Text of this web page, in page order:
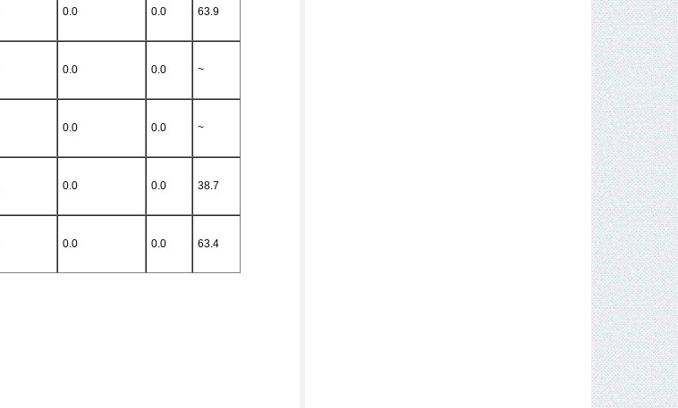
0.0 0.0 63.9
0.0 0.0 ~
0.0 0.0 ~
0.0 0.0 38.7
0.0 0.0 63.4